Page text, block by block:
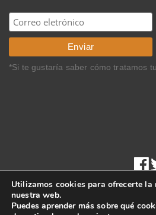
*Si te gustaría saber cómo tratamos
Utilizamos cookies para ofrecerte la
nuestra web.
Puedes aprender más sobre qué